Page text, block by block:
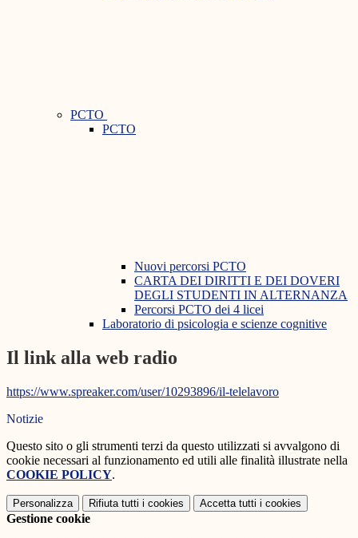
PCTO
PCTO
Nuovi percorsi PCTO
CARTA DEI DIRITTI E DEI DOVERI
DEGLI STUDENTI IN ALTERNANZA
Percorsi PCTO dei 4 licei
Laboratorio di psicologia e scienze cognitive
Il link alla web radio
https://www.spreaker.com/user/10293896/il-telelavoro
Notizie
Questo sito o gli strumenti terzi da questo utilizzati si avvalgono di
cookie necessari al funzionamento ed utili alle finalità illustrate nella
COOKIE POLICY.
Personalizza Rifiuta tutti i cookies Accetta tutti i cookies
Gestione cookie